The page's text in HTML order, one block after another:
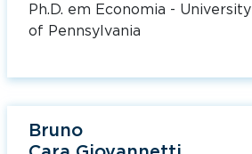
Ph.D. em Economia - University
of Pennsylvania
Bruno